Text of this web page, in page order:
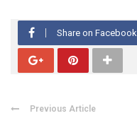
Share on Facebook
Previous Article